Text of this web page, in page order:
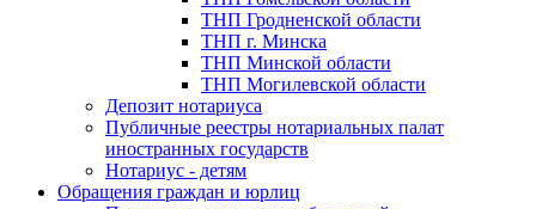
ТНП Гродненской области
ТНП г. Минска
ТНП Минской области
ТНП Могилевской области
Депозит нотариуса
Публичные реестры нотариальных палат
иностранных государств
Нотариус - детям
Обращения граждан и юрлиц